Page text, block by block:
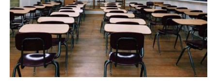
EL EXACTO
EXA INFORMA
GLOBO
CONTEXTOS
TRAYECTO LAGUNA
A MEDIA MAÑANA
DIÁLOGOS CON LA HISTORIA
TWEETS AND BEATS
LA MEJOR 97.1 ESTÉREO GALLITO
PC29
ACTUALIDADES GREM